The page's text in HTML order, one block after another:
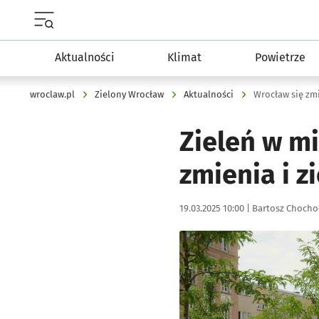
Aktualności Klimat Powietrze
wroclaw.pl Zielony Wrocław Aktualności Wrocław się
Zieleń w
zmienia i
Data publikacji:
19.03.2025 10:00 | Autor:
Bartosz
Kliknij, aby zobaczyć